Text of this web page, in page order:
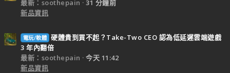
最新：soothepain
31 分鐘前
新品資訊
電玩/軟體 硬體貴到買不起？Take-Two CEO 認為低延遲雲端遊戲
3 年內翻倍
最新：soothepain
今天 11:42
新品資訊